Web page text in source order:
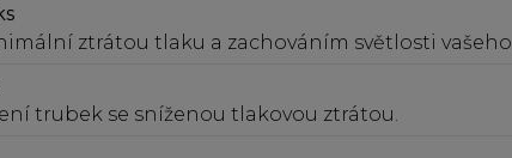
ztrátou tlaku a zachováním světlosti vašeho
trubek se sníženou tlakovou ztrátou.